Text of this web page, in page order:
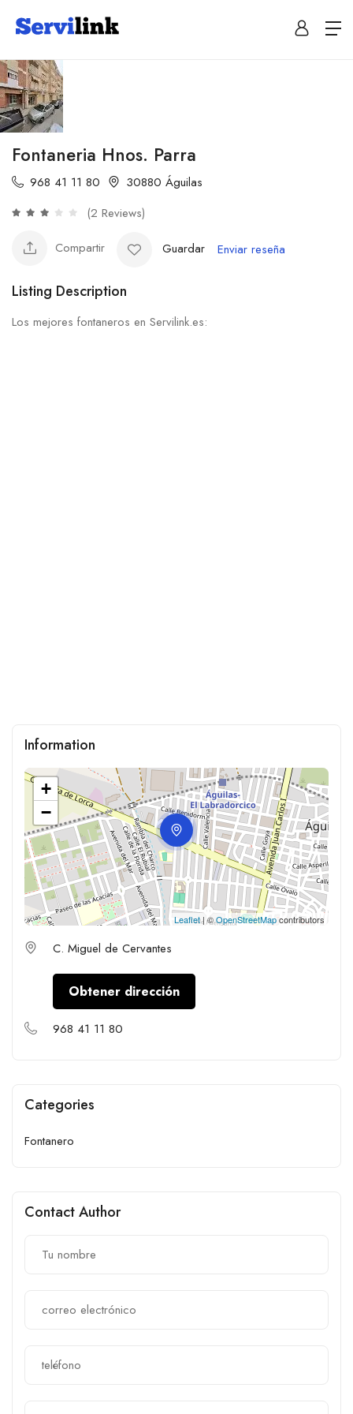
Fontaneria Hnos. Parra
968 41 11 80
30880 Águilas
(2 Reviews)
Compartir Guardar Enviar reseña
Listing Description
Los mejores fontaneros en Servilink.es:
Information
+
−
Leaflet| ©OpenStreetMapcontributors
C. Miguel de Cervantes
Obtener dirección
968 41 11 80
Categories
Fontanero
Contact Author